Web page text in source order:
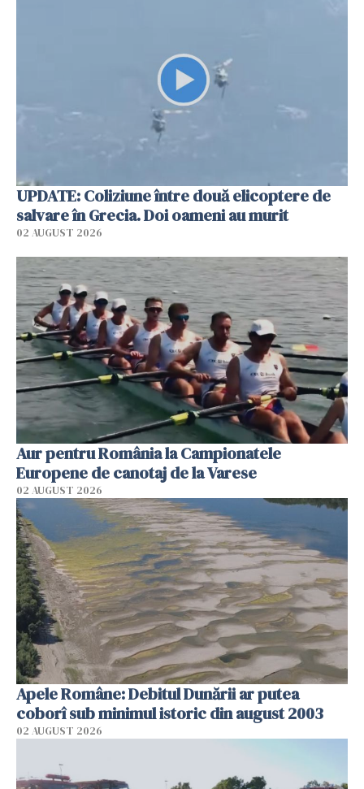
UPDATE: Coliziune între două elicoptere de
salvare în Grecia. Doi oameni au murit
02 AUGUST 2026
Aur pentru România la Campionatele
Europene de canotaj de la Varese
02 AUGUST 2026
Apele Române: Debitul Dunării ar putea
coborî sub minimul istoric din august 2003
02 AUGUST 2026